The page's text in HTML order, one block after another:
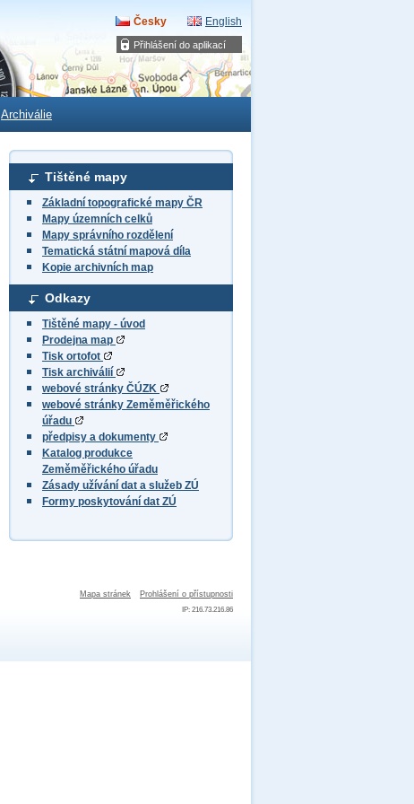
Přihlášení do aplikací
Česky English
Archiválie
Tištěné mapy
Základní topografické mapy ČR
Mapy územních celků
Mapy správního rozdělení
Tematická státní mapová díla
Kopie archivních map
Odkazy
Tištěné mapy - úvod
Prodejna map
Tisk ortofot
Tisk archiválií
webové stránky ČÚZK
webové stránky Zeměměřického
úřadu
předpisy a dokumenty
Katalog produkce
Zeměměřického úřadu
Zásady užívání dat a služeb ZÚ
Formy poskytování dat ZÚ
Mapa stránek Prohlášení o přístupnosti
IP: 216.73.216.86